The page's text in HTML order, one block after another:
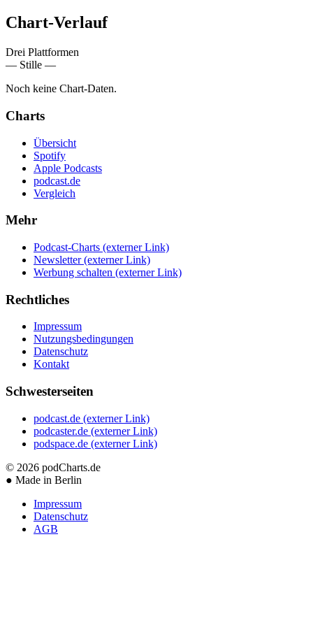
Chart-Verlauf
Drei Plattformen
— Stille —
Noch keine Chart-Daten.
Charts
Übersicht
Spotify
Apple Podcasts
podcast.de
Vergleich
Mehr
Podcast-Charts (externer Link)
Newsletter (externer Link)
Werbung schalten (externer Link)
Rechtliches
Impressum
Nutzungsbedingungen
Datenschutz
Kontakt
Schwesterseiten
podcast.de (externer Link)
podcaster.de (externer Link)
podspace.de (externer Link)
© 2026 podCharts.de
● Made in Berlin
Impressum
Datenschutz
AGB